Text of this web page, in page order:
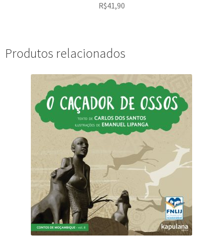
R$41,90
Produtos relacionados